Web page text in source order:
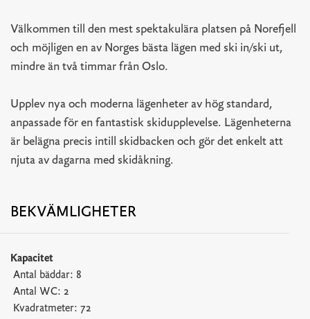
Välkommen till den mest spektakulära platsen på Norefjell
och möjligen en av Norges bästa lägen med ski in/ski ut,
mindre än två timmar från Oslo.
Upplev nya och moderna lägenheter av hög standard,
anpassade för en fantastisk skidupplevelse. Lägenheterna
är belägna precis intill skidbacken och gör det enkelt att
njuta av dagarna med skidåkning.
BEKVÄMLIGHETER
Kapacitet
Antal bäddar: 8
Antal WC: 2
Kvadratmeter: 72